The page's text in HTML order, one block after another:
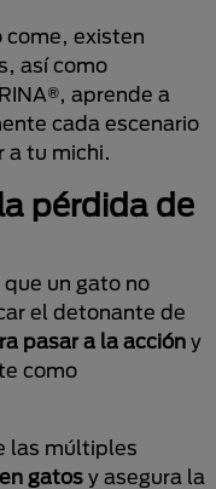
come, existen
así como
aprende a
cada escenario
a tu michi.
pérdida de
un gato no
el detonante de
pasar a la acción y
como
las múltiples
gatos y asegura la